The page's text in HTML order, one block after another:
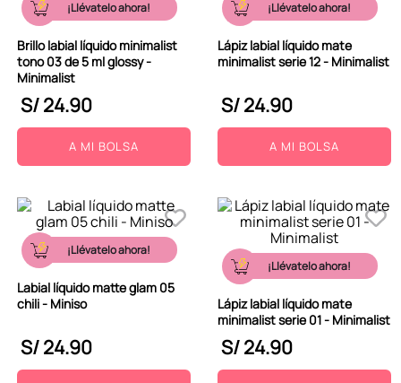
¡Llévatelo ahora!
Brillo labial líquido minimalist
tono 03 de 5 ml glossy -
Minimalist
S/24.90
A MI BOLSA
¡Llévatelo ahora!
Lápiz labial líquido mate
minimalist serie 12 - Minimalist
S/24.90
A MI BOLSA
¡Llévatelo ahora!
Labial líquido matte glam 05
chili - Miniso
S/24.90
¡Llévatelo ahora!
Lápiz labial líquido mate
minimalist serie 01 - Minimalist
S/24.90